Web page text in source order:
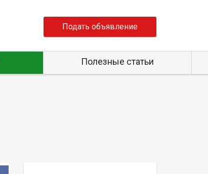
Подать объявление
Полезные статьи